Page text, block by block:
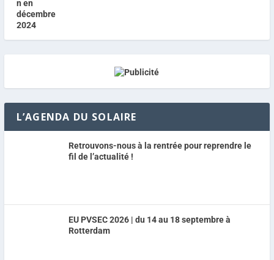
L’AGENDA DU SOLAIRE
Retrouvons-nous à la rentrée pour reprendre le
fil de l’actualité !
EU PVSEC 2026 | du 14 au 18 septembre à
Rotterdam